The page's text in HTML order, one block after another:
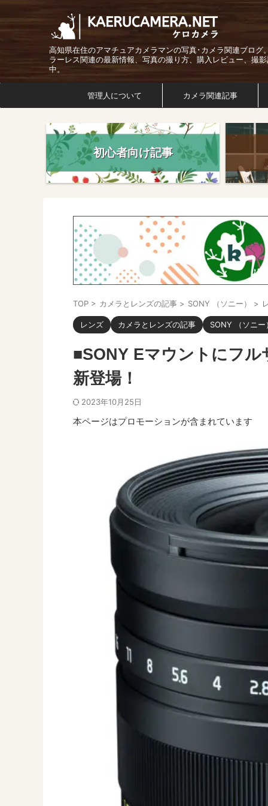
高知県在住のアマチュアカメラマンの写真･カメラ関連ブログ
ラーレス関連の最新情報、写真の撮り方、購入レビュー、撮
中。
管理人について カメラ関連記事
初心者向け記事
TOP > カメラとレンズの記事 > SONY （ソニー） >
レンズ カメラとレンズの記事 SONY （ソニー
■SONY Eマウントにフ
新登場！
2023年10月25日
本ページはプロモーションが含まれています